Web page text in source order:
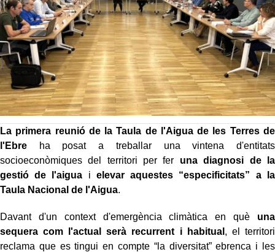
La primera reunió de la Taula de l'Aigua de les Terres de
l'Ebre ha posat a treballar una vintena d'entitats
socioeconòmiques del territori per fer una diagnosi de la
gestió de l'aigua i elevar aquestes “especificitats” a la
Taula Nacional de l'Aigua.
Davant d'un context d'emergència climàtica en què una
sequera com l'actual serà recurrent i habitual , el territori
reclama que es tingui en compte “la diversitat” ebrenca i les